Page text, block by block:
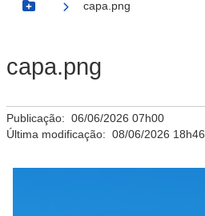
Botão Menu
capa.png
capa.png
Publicação: 06/06/2026 07h00
Última modificação: 08/06/2026 18h46